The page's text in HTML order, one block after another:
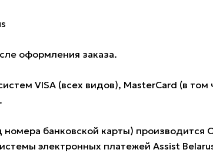
оформления заказа.
VISA (всех видов), MasterCard (в том
банковской карты)
электронных платежей Assist